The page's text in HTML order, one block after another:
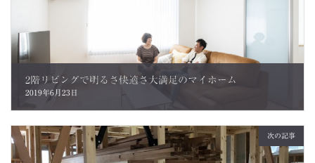
2階リビングで明るさ快適さ大満足のマイホーム
2019年6月23日
次の記事